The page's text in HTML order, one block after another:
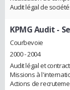
Audit légal de
KPMG Audit -
Courbevoie
2000 - 2004
Audit légal et
Missions à
Actions de